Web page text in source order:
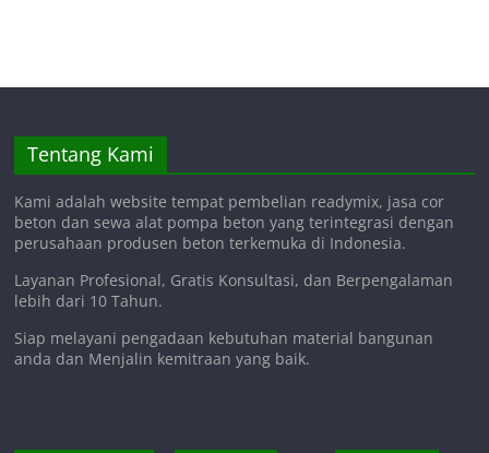
Tentang Kami
Kami adalah website tempat pembelian readymix, jasa cor
beton dan sewa alat pompa beton yang terintegrasi dengan
perusahaan produsen beton terkemuka di Indonesia.
Layanan Profesional, Gratis Konsultasi, dan Berpengalaman
lebih dari 10 Tahun.
Siap melayani pengadaan kebutuhan material bangunan
anda dan Menjalin kemitraan yang baik.